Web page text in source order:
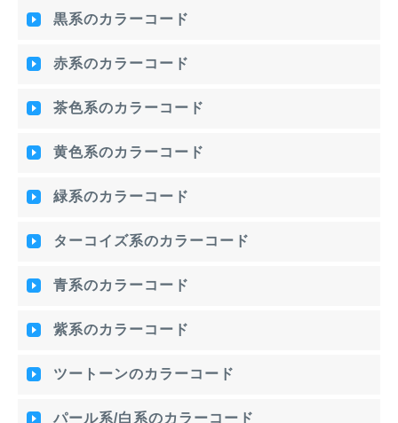
黒系のカラーコード
赤系のカラーコード
茶色系のカラーコード
黄色系のカラーコード
緑系のカラーコード
ターコイズ系のカラーコード
青系のカラーコード
紫系のカラーコード
ツートーンのカラーコード
パール系/白系のカラーコード